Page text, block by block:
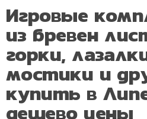
Игровые
из бревен
горки,
мостики и
купить в
дешево цены